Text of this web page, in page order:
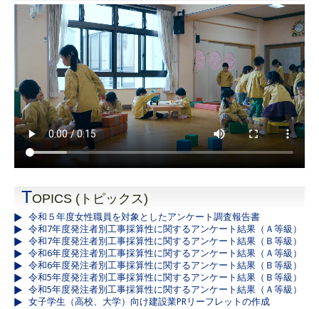
TOPICS (トピックス)
令和５年度女性職員を対象としたアンケート調査報告書
令和7年度発注者別工事採算性に関するアンケート結果（Ａ等級）
令和7年度発注者別工事採算性に関するアンケート結果（Ｂ等級）
令和6年度発注者別工事採算性に関するアンケート結果（Ａ等級）
令和6年度発注者別工事採算性に関するアンケート結果（Ｂ等級）
令和5年度発注者別工事採算性に関するアンケート結果（Ｂ等級）
令和5年度発注者別工事採算性に関するアンケート結果（Ａ等級）
女子学生（高校、大学）向け建設業PRリーフレットの作成